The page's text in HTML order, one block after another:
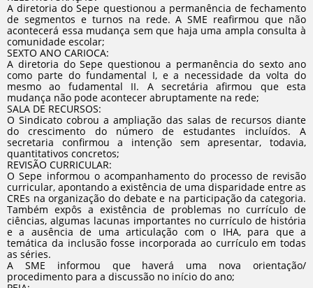
A diretoria do Sepe questionou a permanência de fechamento
de segmentos e turnos na rede. A SME reafirmou que não
acontecerá essa mudança sem que haja uma ampla consulta à
comunidade escolar;
SEXTO ANO CARIOCA:
A diretoria do Sepe questionou a permanência do sexto ano
como parte do fundamental I, e a necessidade da volta do
mesmo ao fudamental II. A secretária afirmou que esta
mudança não pode acontecer abruptamente na rede;
SALA DE RECURSOS:
O Sindicato cobrou a ampliação das salas de recursos diante
do crescimento do número de estudantes incluídos. A
secretaria confirmou a intenção sem apresentar, todavia,
quantitativos concretos;
REVISÃO CURRICULAR:
O Sepe informou o acompanhamento do processo de revisão
curricular, apontando a existência de uma disparidade entre as
CREs na organização do debate e na participação da categoria.
Também expôs a existência de problemas no currículo de
ciências, algumas lacunas importantes no currículo de história
e a ausência de uma articulação com o IHA, para que a
temática da inclusão fosse incorporada ao currículo em todas
as séries.
A SME informou que haverá uma nova orientação/
procedimento para a discussão no início do ano;